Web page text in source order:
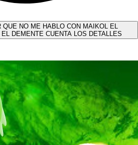
QUE NO ME HABLO CON MAIKOL EL
DEMENTE CUENTA LOS DETALLES